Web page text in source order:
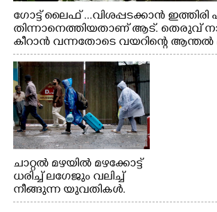
ഗോട്ട് ലൈഫ് ...വിശപ്പടക്കാൻ ഇത്തിരി
തിന്നാനെത്തിയതാണ് ആട്. തെരുവ്
കീറാൻ വന്നതോടെ വയറിന്റെ ആന്തൽ
വേണ്ടിയായി ഓട്ടം. എറണാകുളം
നിന്നുള്ള കാഴ്ച
ചാറ്റൽ മഴയിൽ മഴക്കോട്ട്
ധരിച്ച് ലഗേജും വലിച്ച്
നീങ്ങുന്ന യുവതികൾ.
എറണാകുളം മേനകയിൽ